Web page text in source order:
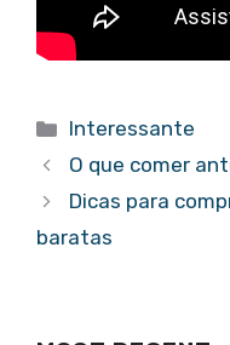
Categorias
Interessante
O que comer
Dicas para
baratas